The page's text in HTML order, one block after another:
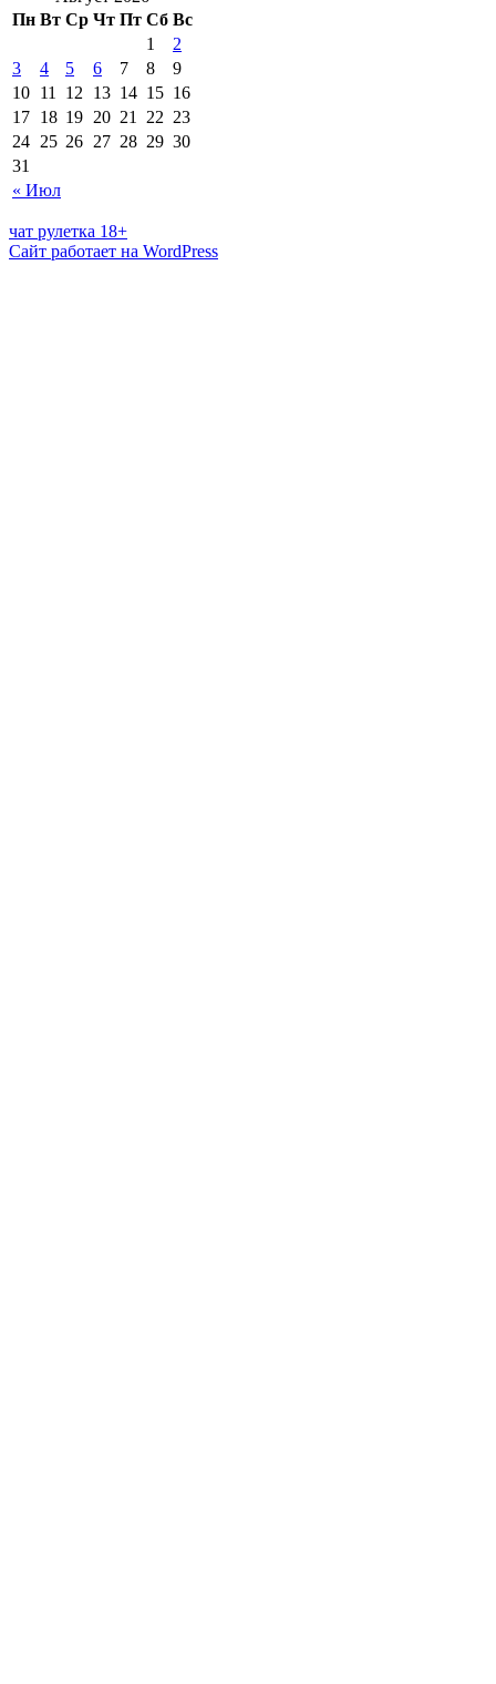
Пн Вт Ср Чт Пт Сб Вс
« Июл
1
2
3
4 5 6 7 8
9
10 11 12 13 14 15 16
17 18 19 20 21 22 23
24 25 26 27 28 29 30
31
чат рулетка 18+
Сайт работает на WordPress